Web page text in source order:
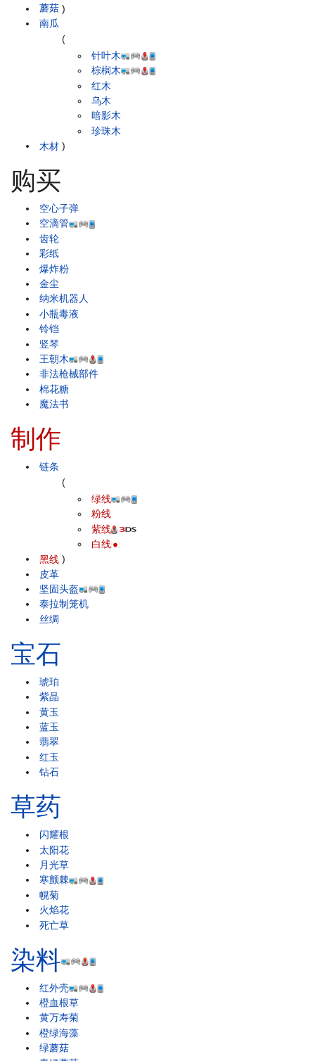
蘑菇 )
南瓜
木材
(
针叶木
棕榈木
红木
乌木
暗影木
珍珠木
)
购买
空心子弹
空滴管
齿轮
彩纸
爆炸粉
金尘
纳米机器人
小瓶毒液
铃铛
竖琴
王朝木
非法枪械部件
棉花糖
魔法书
制作
链条
黑线
(
绿线
粉线
紫线
白线
)
皮革
坚固头盔
泰拉制笼机
丝绸
宝石
琥珀
紫晶
黄玉
蓝玉
翡翠
红玉
钻石
草药
闪耀根
太阳花
月光草
寒颤棘
幌菊
火焰花
死亡草
染料
红外壳
橙血根草
黄万寿菊
橙绿海藻
绿蘑菇